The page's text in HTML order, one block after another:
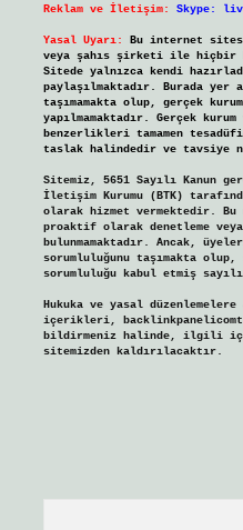
Reklam ve İletişim: Skype:
Yasal Uyarı:
Bu internet
veya şahıs şirketi ile hiçbir
Sitede yalnızca kendi
paylaşılmaktadır. Burada
taşımamakta olup, gerçek
yapılmamaktadır. Gerçek
benzerlikleri tamamen
taslak halindedir ve tavsiye
Sitemiz, 5651 Sayılı Kanun
İletişim Kurumu (BTK)
olarak hizmet vermektedir.
proaktif olarak denetleme veya
bulunmamaktadır. Ancak,
sorumluluğunu taşımakta
sorumluluğu kabul etmiş
Hukuka ve yasal düzenlemelere
içerikleri,
bildirmeniz halinde, ilgili
sitemizden kaldırılacaktır.